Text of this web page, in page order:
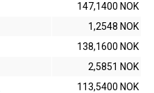
147,1400 NOK
1,2548 NOK
138,1600 NOK
2,5851 NOK
113,5400 NOK